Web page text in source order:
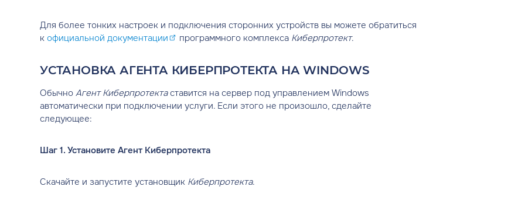
Для более тонких настроек и подключения сторонних устройств вы можете обратиться
к официальной документации программного комплекса Киберпротект.
УСТАНОВКА АГЕНТА КИБЕРПРОТЕКТА НА WINDOWS
Обычно Агент Киберпротектаставится на сервер под управлением Windows
автоматически при подключении услуги. Если этого не произошло, сделайте
следующее:
Шаг 1. Установите Агент Киберпротекта
Скачайте и запустите установщик Киберпротекта.